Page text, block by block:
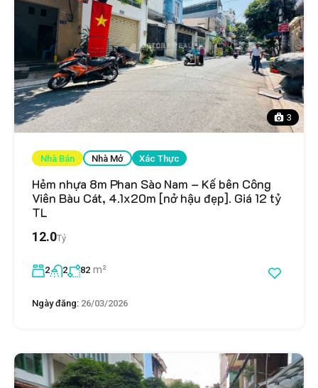
3
Nhà Bán Nhà Mở Xác Thực
Hẻm nhựa 8m Phan Sào Nam – Kế bên Công
Viên Bàu Cát, 4.1x20m [nở hậu đẹp]. Giá 12 tỷ
TL
12.0Tỷ
2 2 82 m²
Ngày đăng: 26/03/2026